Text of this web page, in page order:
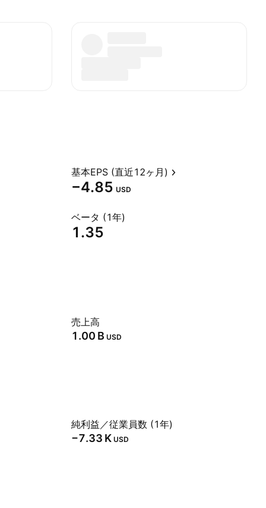
基本EPS (直近12ヶ月)
−4.85 USD
ベータ (1年)
1.35
売上高
‪1.00 B‬ USD
純利益／従業員数 (1年)
‪−7.33 K‬ USD